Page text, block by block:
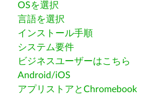
OSを選択
言語を選択
インストール手順
システム要件
ビジネスユーザーはこちら
Android/iOS
アプリストアとChromebook